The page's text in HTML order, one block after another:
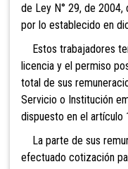
de Ley N° 29, de
por lo establecido en
Estos trabajadores
licencia y el permiso
total de sus
Servicio o Institución
dispuesto en el artículo
La parte de sus
efectuado cotización